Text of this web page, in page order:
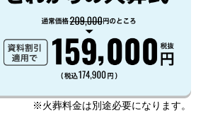
※火葬料金は別途必要になります。